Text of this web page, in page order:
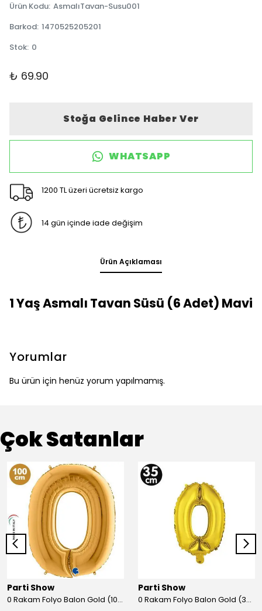
Ürün Kodu: AsmalıTavan-Susu001
Barkod: 1470525205201
Stok: 0
₺ 69.90
Stoğa Gelince Haber Ver
WHATSAPP
1200 TL üzeri ücretsiz kargo
14 gün içinde iade değişim
Ürün Açıklaması
1 Yaş Asmalı Tavan Süsü (6 Adet) Mavi
Yorumlar
Bu ürün için henüz yorum yapılmamış.
Çok Satanlar
Parti Show
0 Rakam Folyo Balon Gold (100x70 cm)
Parti Show
0 Rakam Folyo Balon Gold (35 cm)